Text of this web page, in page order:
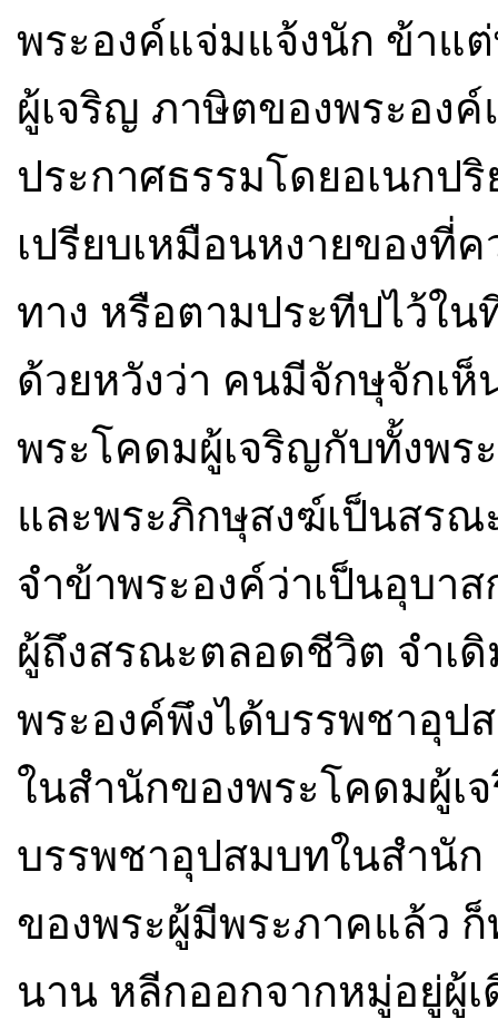
พระองค์แจ่มแจ้งนัก ข้าแ
ผู้เจริญ ภาษิตของพระอง
ประกาศธรรมโดยอเนกปริ
เปรียบเหมือนหงายของที่
ทาง หรือตามประทีปไว้ใน
ด้วยหวังว่า คนมีจักษุจักเ
พระโคดมผู้เจริญกับทั้งพร
และพระภิกษุสงฆ์เป็นสร
จำข้าพระองค์ว่าเป็นอุบาส
ผู้ถึงสรณะตลอดชีวิต จำเ
พระองค์พึงได้บรรพชาอุป
ในสำนักของพระโคดมผู้เ
บรรพชาอุปสมบทในสำนัก
ของพระผู้มีพระภาคแล้ว
นาน หลีกออกจากหมู่อยู่ผู้เ